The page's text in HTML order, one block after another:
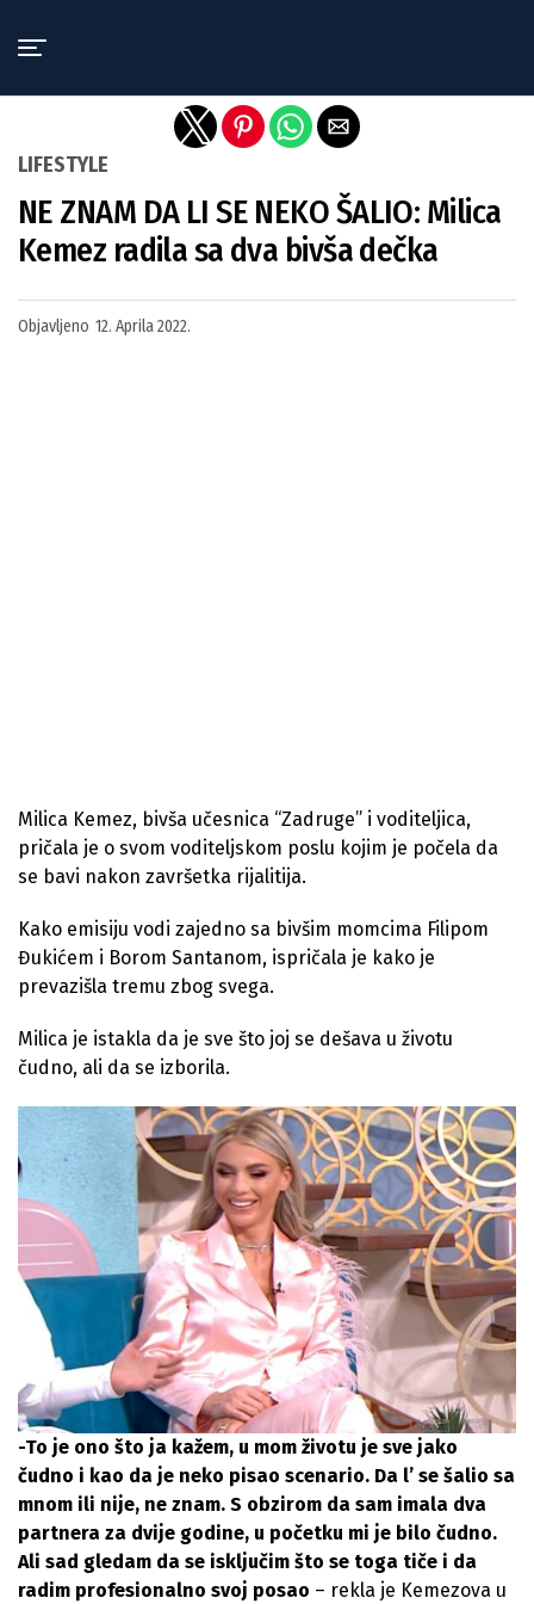
LIFESTYLE
NE ZNAM DA LI SE NEKO ŠALIO: Milica
Kemez radila sa dva bivša dečka
Objavljeno 12. Aprila 2022.
Milica Kemez, bivša učesnica “Zadruge” i voditeljica,
pričala je o svom voditeljskom poslu kojim je počela da
se bavi nakon završetka rijalitija.
Kako emisiju vodi zajedno sa bivšim momcima Filipom
Đukićem i Borom Santanom, ispričala je kako je
prevazišla tremu zbog svega.
Milica je istakla da je sve što joj se dešava u životu
čudno, ali da se izborila.
-To je ono što ja kažem, u mom životu je sve jako
čudno i kao da je neko pisao scenario. Da l’ se šalio sa
mnom ili nije, ne znam. S obzirom da sam imala dva
partnera za dvije godine, u početku mi je bilo čudno.
Ali sad gledam da se isključim što se toga tiče i da
radim profesionalno svoj posao – rekla je Kemezova u